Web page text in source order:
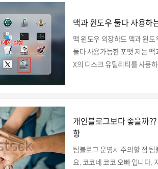
가 가지고 있는 윈도우용 기
탈리안 레드 글로시) - 104키
마제스터치 컨버터블2 는
맥과 윈도우 둘다 사용하
맥 윈도우 외장하드 맥과 윈
둘다 사용가능한 포맷 저는
X의 디스크 유틸리티를 사용
0.11.3 맥과 윈도 둘 다 사용
장하드란 USB 메모리를 포함
크 유틸리티를 실행합니다.
이..
개인블로그보다 좋을까
항
팀블로그 운영시 주의할 점
요. 코코네 코코 오빠 입니다.